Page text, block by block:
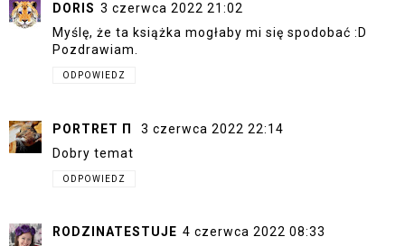
DORIS 3 czerwca 2022 21:02
Myślę, że ta książka mogłaby mi się spodobać :D
Pozdrawiam.
ODPOWIEDZ
PORTRET Π
3 czerwca 2022 22:14
Dobry temat
ODPOWIEDZ
RODZINATESTUJE 4 czerwca 2022 08:33